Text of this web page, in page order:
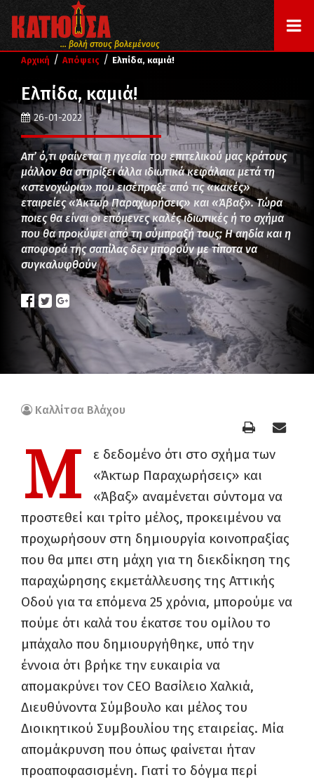
... βολή στους βολεμένους
Αρχική / Απόψεις / Ελπίδα, καμιά!
Ελπίδα, καμιά!
26-01-2022
Απ’ ό,τι φαίνεται η ηγεσία του επιτελικού μας κράτους
μάλλον θα στηρίξει άλλα ιδιωτικά κεφάλαια μετά τη
«στενοχώρια» που εισέπραξε από τις «κακές»
εταιρείες «Άκτωρ Παραχωρήσεις» και «Άβαξ». Τώρα
ποιες θα είναι οι επόμενες καλές ιδιωτικές ή το σχήμα
που θα προκύψει από τη σύμπραξή τους; Η αηδία και η
αποφορά της σαπίλας δεν μπορούν με τίποτα να
συγκαλυφθούν
Καλλίτσα Βλάχου
Μ
ε δεδομένο ότι στο σχήμα των
«Άκτωρ Παραχωρήσεις» και
«Άβαξ» αναμένεται σύντομα να
προστεθεί και τρίτο μέλος, προκειμένου να
προχωρήσουν στη δημιουργία κοινοπραξίας
που θα μπει στη μάχη για τη διεκδίκηση της
παραχώρησης εκμετάλλευσης της Αττικής
Οδού για τα επόμενα 25 χρόνια, μπορούμε να
πούμε ότι καλά του έκατσε του ομίλου το
μπάχαλο που δημιουργήθηκε, υπό την
έννοια ότι βρήκε την ευκαιρία να
απομακρύνει τον CEO Βασίλειο Χαλκιά,
Διευθύνοντα Σύμβουλο και μέλος του
Διοικητικού Συμβουλίου της εταιρείας. Μία
απομάκρυνση που όπως φαίνεται ήταν
προαποφασισμένη. Γιατί το δόγμα περί